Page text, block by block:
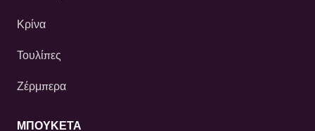
Κρίνα
Τουλίπες
Ζέρμπερα
ΜΠΟΥΚΕΤΑ